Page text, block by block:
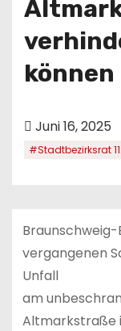
können
Juni 16, 2025
#Stadtbezirksrat
Braunschweig-
vergangenen
Unfall
am
Altmarkstraße